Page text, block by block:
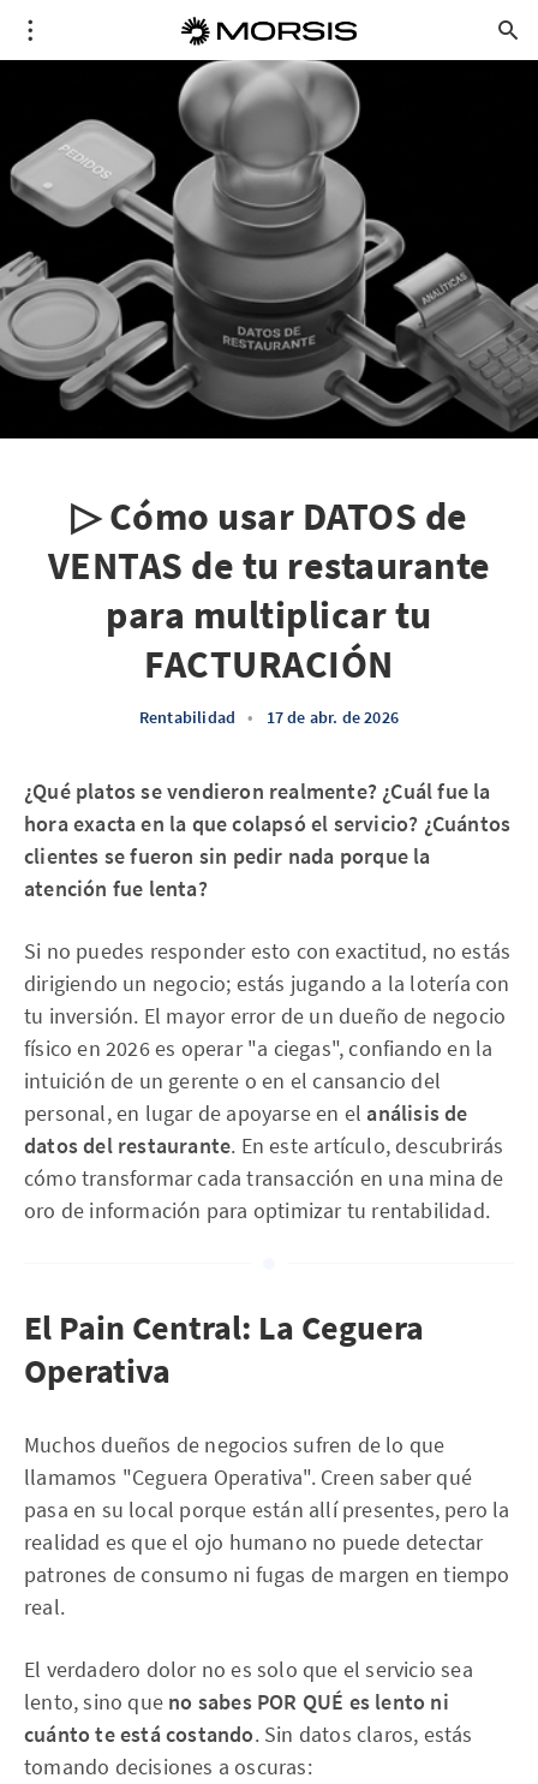
▷ Cómo usar DATOS de
VENTAS de tu restaurante
para multiplicar tu
FACTURACIÓN
Rentabilidad • 17 de abr. de 2026
¿Qué platos se vendieron realmente? ¿Cuál fue la
hora exacta en la que colapsó el servicio? ¿Cuántos
clientes se fueron sin pedir nada porque la
atención fue lenta?
Si no puedes responder esto con exactitud, no estás
dirigiendo un negocio; estás jugando a la lotería con
tu inversión. El mayor error de un dueño de negocio
físico en 2026 es operar "a ciegas", confiando en la
intuición de un gerente o en el cansancio del
personal, en lugar de apoyarse en el análisis de
datos del restaurante. En este artículo, descubrirás
cómo transformar cada transacción en una mina de
oro de información para optimizar tu rentabilidad.
El Pain Central: La Ceguera
Operativa
Muchos dueños de negocios sufren de lo que
llamamos "Ceguera Operativa". Creen saber qué
pasa en su local porque están allí presentes, pero la
realidad es que el ojo humano no puede detectar
patrones de consumo ni fugas de margen en tiempo
real.
El verdadero dolor no es solo que el servicio sea
lento, sino que no sabes POR QUÉ es lento ni
cuánto te está costando. Sin datos claros, estás
tomando decisiones a oscuras: